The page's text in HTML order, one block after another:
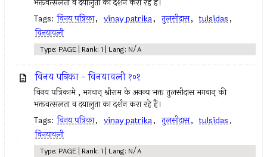
भक्तवत्सलता व दयालुता का दर्शन करा रहे हैं।
Tags: विनय पत्रिका, vinay patrika, तुलसीदास, tulsidas,
विनयावली
Type: PAGE | Rank: 1 | Lang: N/A
विनय पत्रिका - विनयावली १०१
विनय पत्रिकामे , भगवान् श्रीराम के अनन्य भक्त तुलसीदास भगवान् की
भक्तवत्सलता व दयालुता का दर्शन करा रहे हैं।
Tags: विनय पत्रिका, vinay patrika, तुलसीदास, tulsidas,
विनयावली
Type: PAGE | Rank: 1 | Lang: N/A